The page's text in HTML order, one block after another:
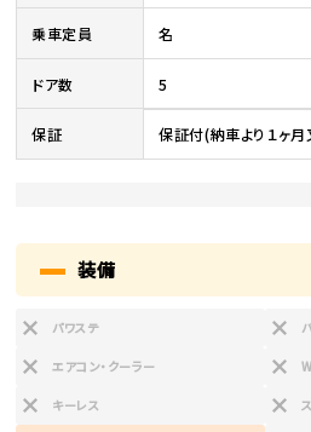
乗車定員 名
ドア数 5
保証 保証付(納車より１ヶ
装備
パワステ
エアコン・クーラー
キーレス